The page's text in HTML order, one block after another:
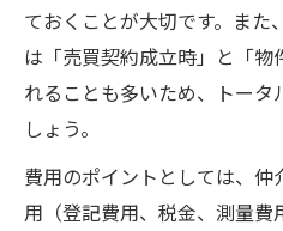
ておくことが大切です。また
は「売買契約成立時」と「物
れることも多いため、トー
しょう。
費用のポイントとしては、
用（登記費用、税金、測量